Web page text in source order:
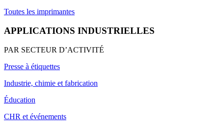
Toutes les imprimantes
APPLICATIONS INDUSTRIELLES
PAR SECTEUR D’ACTIVITÉ
Presse à étiquettes
Industrie, chimie et fabrication
Éducation
CHR et événements